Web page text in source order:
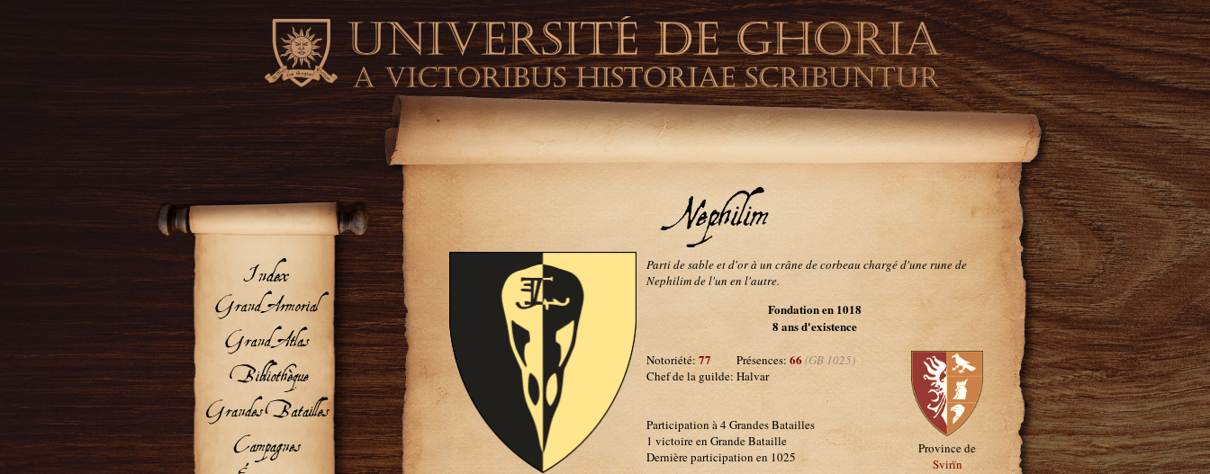
Nephilim
Parti de sable et d'or à un crâne de corbeau chargé d'une rune de
Nephilim de l'un en l'autre.
Fondation en 1018
8 ans d'existence
Notoriété:77Présences:66(GB 1025)
Chef de la guilde: Halvar
Participation à 4 Grandes Batailles
1 victoire en Grande Bataille
Dernière participation en 1025
Province de
Svirïn